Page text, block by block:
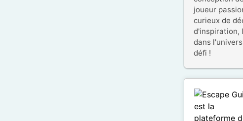
joueur
curieux de
d'inspiration,
dans
défi !